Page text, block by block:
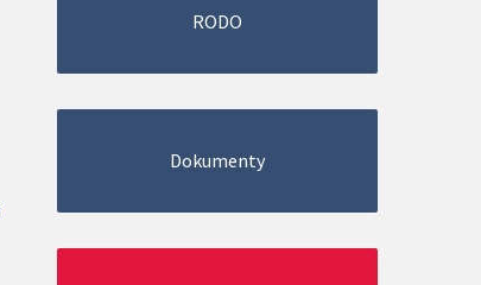
RODO
Dokumenty